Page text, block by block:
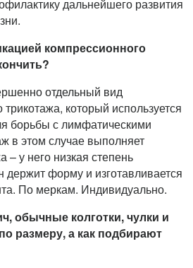
дальнейшего развития
компрессионного
отдельный вид
который используется
борьбы с лимфатическими
в этом случае выполняет
у него низкая степень
держит форму и изготавливается
По меркам. Индивидуально.
обычные колготки, чулки и
размеру, а как подбирают